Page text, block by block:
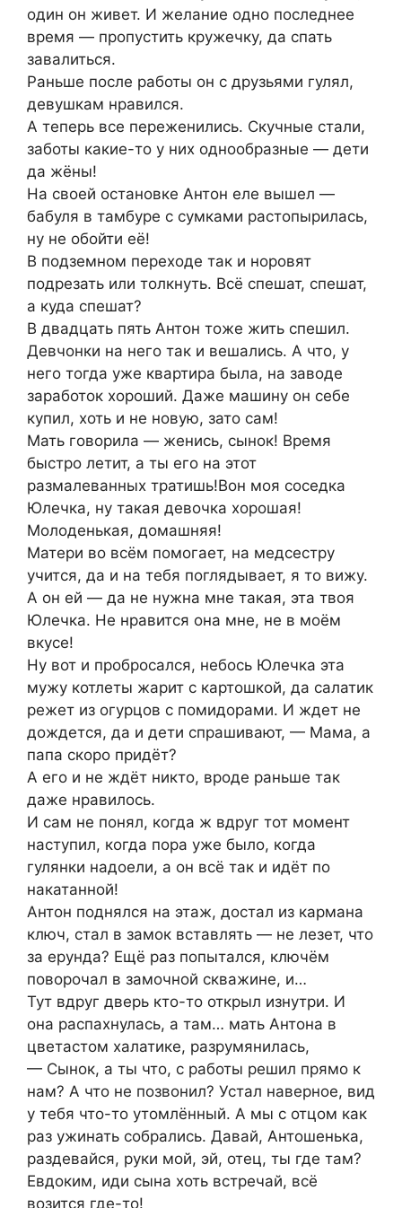
один он живет. И желание одно последнее
время — пропустить кружечку, да спать
завалиться.
Раньше после работы он с друзьями гулял,
девушкам нравился.
А теперь все переженились. Скучные стали,
заботы какие-то у них однообразные — дети
да жёны!
На своей остановке Антон еле вышел —
бабуля в тамбуре с сумками растопырилась,
ну не обойти её!
В подземном переходе так и норовят
подрезать или толкнуть. Всё спешат, спешат,
а куда спешат?
В двадцать пять Антон тоже жить спешил.
Девчонки на него так и вешались. А что, у
него тогда уже квартира была, на заводе
заработок хороший. Даже машину он себе
купил, хоть и не новую, зато сам!
Мать говорила — женись, сынок! Время
быстро летит, а ты его на этот
размалеванных тратишь!Вон моя соседка
Юлечка, ну такая девочка хорошая!
Молоденькая, домашняя!
Матери во всём помогает, на медсестру
учится, да и на тебя поглядывает, я то вижу.
А он ей — да не нужна мне такая, эта твоя
Юлечка. Не нравится она мне, не в моём
вкусе!
Ну вот и пробросался, небось Юлечка эта
мужу котлеты жарит с картошкой, да салатик
режет из огурцов с помидорами. И ждет не
дождется, да и дети спрашивают, — Мама, а
папа скоро придёт?
А его и не ждёт никто, вроде раньше так
даже нравилось.
И сам не понял, когда ж вдруг тот момент
наступил, когда пора уже было, когда
гулянки надоели, а он всё так и идёт по
накатанной!
Антон поднялся на этаж, достал из кармана
ключ, стал в замок вставлять — не лезет, что
за ерунда? Ещё раз попытался, ключём
поворочал в замочной скважине, и…
Тут вдруг дверь кто-то открыл изнутри. И
она распахнулась, а там… мать Антона в
цветастом халатике, разрумянилась,
— Сынок, а ты что, с работы решил прямо к
нам? А что не позвонил? Устал наверное, вид
у тебя что-то утомлённый. А мы с отцом как
раз ужинать собрались. Давай, Антошенька,
раздевайся, руки мой, эй, отец, ты где там?
Евдоким, иди сына хоть встречай, всё
возится где-то!